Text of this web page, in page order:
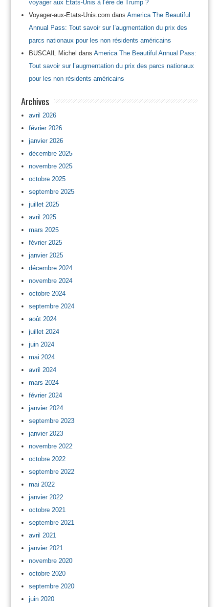
voyager aux Etats-Unis à l’ère de Trump ?
Voyager-aux-Etats-Unis.com dans America The Beautiful
Annual Pass: Tout savoir sur l’augmentation du prix des
parcs nationaux pour les non résidents américains
BUSCAIL Michel dans America The Beautiful Annual Pass:
Tout savoir sur l’augmentation du prix des parcs nationaux
pour les non résidents américains
Archives
avril 2026
février 2026
janvier 2026
décembre 2025
novembre 2025
octobre 2025
septembre 2025
juillet 2025
avril 2025
mars 2025
février 2025
janvier 2025
décembre 2024
novembre 2024
octobre 2024
septembre 2024
août 2024
juillet 2024
juin 2024
mai 2024
avril 2024
mars 2024
février 2024
janvier 2024
septembre 2023
janvier 2023
novembre 2022
octobre 2022
septembre 2022
mai 2022
janvier 2022
octobre 2021
septembre 2021
avril 2021
janvier 2021
novembre 2020
octobre 2020
septembre 2020
juin 2020